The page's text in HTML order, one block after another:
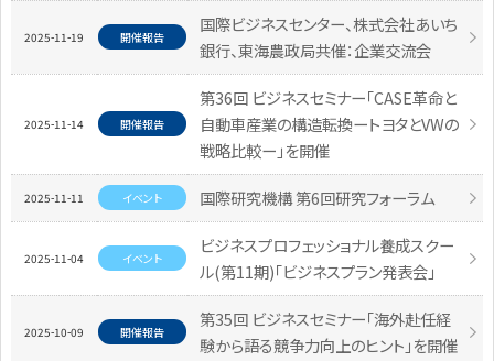
2025-11-19 開催報告
国際ビジネスセンター、株式会社あいち
銀行、東海農政局共催：企業交流会
2025-11-14 開催報告
第36回 ビジネスセミナー「CASE革命と
自動車産業の構造転換ートヨタとVWの
戦略比較ー」を開催
2025-11-11 イベント 国際研究機構 第6回研究フォーラム
2025-11-04 イベント
ビジネスプロフェッショナル養成スクー
ル(第11期)「ビジネスプラン発表会」
2025-10-09 開催報告
第35回 ビジネスセミナー「海外赴任経
験から語る競争力向上のヒント」を開催